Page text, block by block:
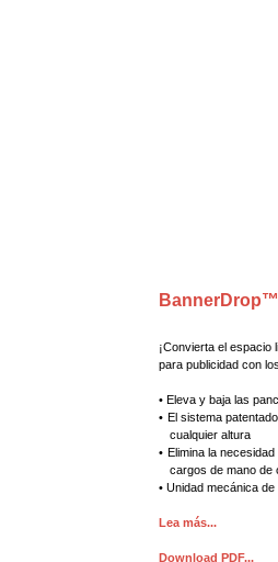
BannerDrop™
¡Convierta el espacio
para publicidad con
• Eleva y baja las
• El sistema
cualquier altura
• Elimina la
cargos de mano de
• Unidad mecánica
Lea más...
Download PDF...